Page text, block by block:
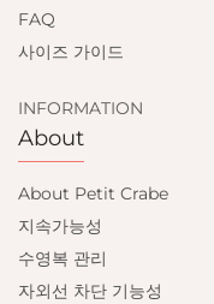
FAQ
사이즈 가이드
INFORMATION
About
About Petit Crabe
지속가능성
수영복 관리
자외선 차단 기능성